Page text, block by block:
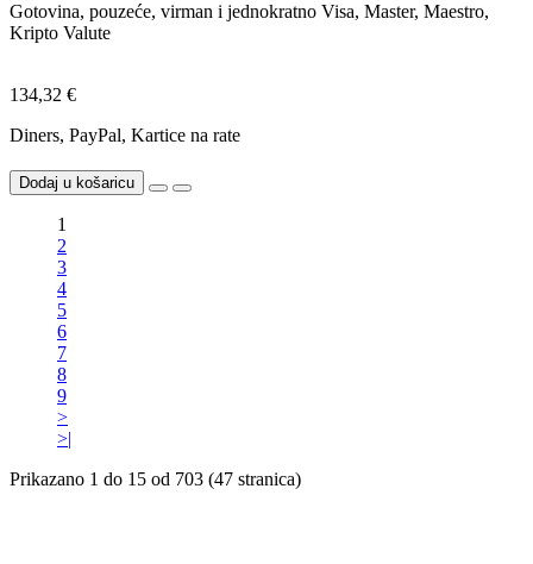
Gotovina, pouzeće, virman i jednokratno Visa, Master, Maestro,
Kripto Valute
134,32 €
Diners, PayPal, Kartice na rate
Dodaj u košaricu
1
2
3
4
5
6
7
8
9
>
>|
Prikazano 1 do 15 od 703 (47 stranica)